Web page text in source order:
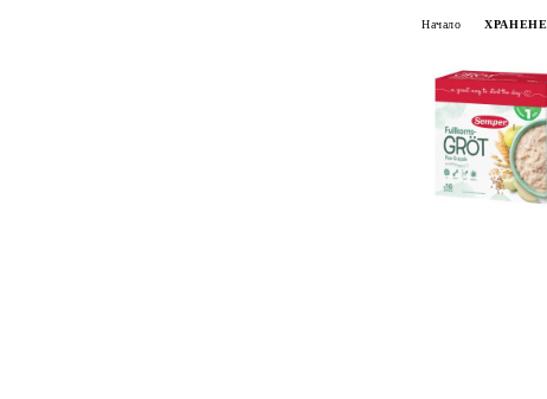
Начало ХРАНЕНЕ